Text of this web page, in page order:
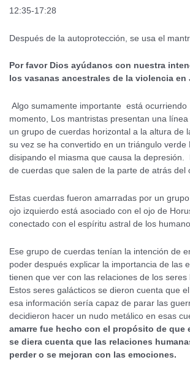
12:35-17:28
Después de la autoprotección, se usa el
Por favor Dios ayúdanos con nuestra
los vasanas ancestrales de la violencia en
Algo sumamente importante está
momento, Los mantristas presentan una
un grupo de cuerdas horizontal a la altura de
su vez se ha convertido en un triángulo verde
disipando el miasma que causa la depresión.
de cuerdas que salen de la parte de atrás del
Estas cuerdas fueron amarradas por un grupo
ojo izquierdo está asociado con el ojo de
conectado con el espíritu astral de los
Ese grupo de cuerdas tenían la intención de
poder después explicar la importancia de las
tienen que ver con las relaciones de los seres
Estos seres galácticos se dieron cuenta que
esa información sería capaz de parar las
decidieron hacer un nudo metálico en esas
amarre fue hecho con el propósito de que
se diera cuenta que las relaciones
perder o se mejoran con las emociones.